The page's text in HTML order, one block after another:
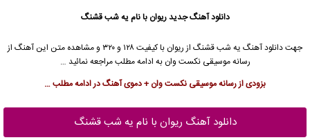
دانلود آهنگ جدیدریوان با نام یه شب قشنگ
جهت دانلود آهنگ یه شب قشنگ از ریوان
با کیفیت ۱۲۸ و ۳۲۰ و مشاهده متن این آهنگ از
رسانه موسیقی نکست وان به ادامه مطلب مراجعه نمائید …
بزودی از رسانه موسیقی نکست وان + دموی آهنگ در ادامه مطلب …
دانلود آهنگ ریوان با نام یه شب قشنگ